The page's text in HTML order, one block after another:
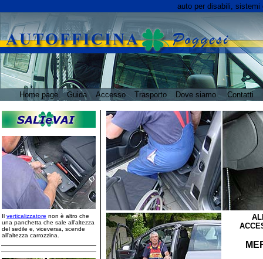
auto per disabili, sistemi
Home page Guida Accesso Trasporto Dove siamo Contatti
Il verticalizzatore non è altro che
una panchetta che sale all'altezza
del sedile e, viceversa, scende
all'altezza carrozzina.